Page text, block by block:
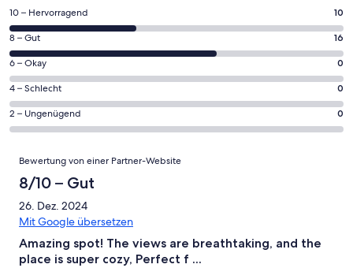
einem
neuen
Fenster
geöffnet
10
von
insgesamt
26
Gästebewertungen
haben
eine
Bewertung
10
10 – Hervorragend 10
16
von
insgesamt
26
Gästebewertungen
haben
Bewertung
Gut
8 – Gut 16
0
von
insgesamt
26
Gästebewertungen
eine
Bewertung
Okay
6 – Okay 0
0
von
insgesamt
Gästebewertungen
eine
Bewertung
von
4 – Schlecht 0
0
von
26
Gästebewertungen
eine
Bewertung
von
2 – Ungenügend 0
Bewertungen
Bewertung von einer Partner-Website
8/10 – Gut
26. Dez. 2024
Mit Google übersetzen
Amazing spot! The views are breathtaking, and the
place is super cozy, Perfect f ...